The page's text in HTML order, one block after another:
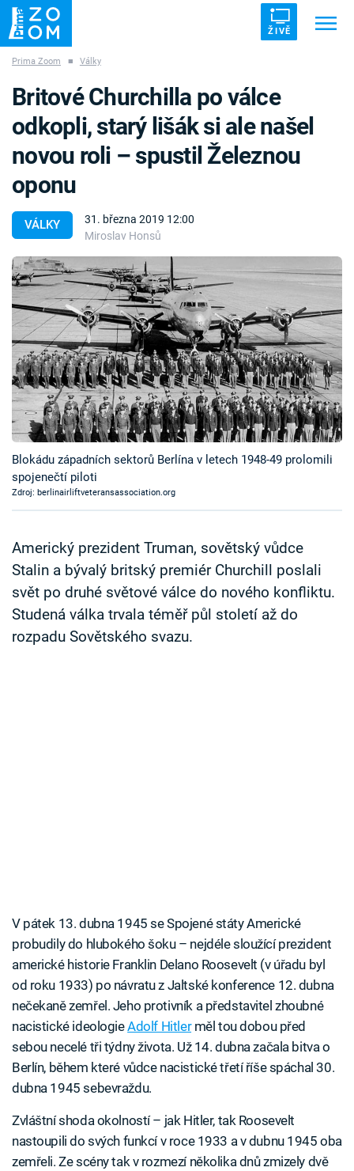
ŽIVĚ
ZÁHADY VETŘELCI DÁVNOVĚKU
Témata
Témata
Pořady
TV Program
Časopis
Sledujte prima+
Přihlášení
Prima Zoom ■ Války
VÁLKY
31. března 2019 12:00
Miroslav Honsů
Britové Churchilla po válce
odkopli, starý lišák si ale našel
novou roli – spustil Železnou
oponu
Blokádu západních sektorů Berlína v letech 1948-49 prolomili
spojenečtí piloti
Zdroj: berlinairliftveteransassociation.org
Americký prezident Truman, sovětský vůdce
Stalin a bývalý britský premiér Churchill poslali
svět po druhé světové válce do nového konfliktu.
Studená válka trvala téměř půl století až do
rozpadu Sovětského svazu.
V pátek 13. dubna 1945 se Spojené státy Americké
probudily do hlubokého šoku – nejdéle sloužící prezident
americké historie Franklin Delano Roosevelt (v úřadu byl
od roku 1933) po návratu z Jaltské konference 12. dubna
nečekaně zemřel. Jeho protivník a představitel zhoubné
nacistické ideologieAdolf Hitlerměl tou dobou před
sebou necelé tři týdny života. Už 14. dubna začala bitva o
Berlín, během které vůdce nacistické třetí říše spáchal 30.
dubna 1945 sebevraždu.
Zvláštní shoda okolností – jak Hitler, tak Roosevelt
nastoupili do svých funkcí v roce 1933 a v dubnu 1945 oba
zemřeli. Ze scény tak v rozmezí několika dnů zmizely dvě